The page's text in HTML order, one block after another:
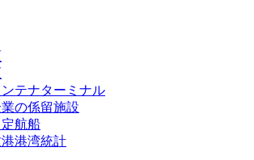
テナターミナル
の係留施設
航船
港湾統計